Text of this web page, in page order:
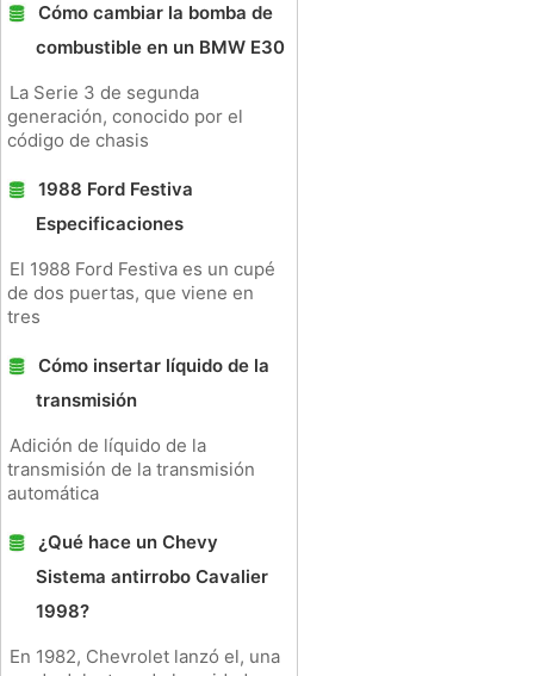
Cómo cambiar la bomba de
combustible en un BMW E30
La Serie 3 de segunda
generación, conocido por el
código de chasis
1988 Ford Festiva
Especificaciones
El 1988 Ford Festiva es un cupé
de dos puertas, que viene en
tres
Cómo insertar líquido de la
transmisión
Adición de líquido de la
transmisión de la transmisión
automática
¿Qué hace un Chevy
Sistema antirrobo Cavalier
1998?
En 1982, Chevrolet lanzó el, una